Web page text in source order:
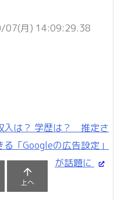
07(月) 14:09:29.38
入は？ 学歴は？ 推定さ
「Googleの広告設定」
が話題に

上へ